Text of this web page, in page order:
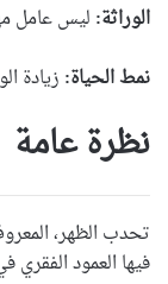
الوراثة: ليس عامل
نمط الحياة: زيادة
نظرة عامة
تحدب الظهر،
فيها العمود